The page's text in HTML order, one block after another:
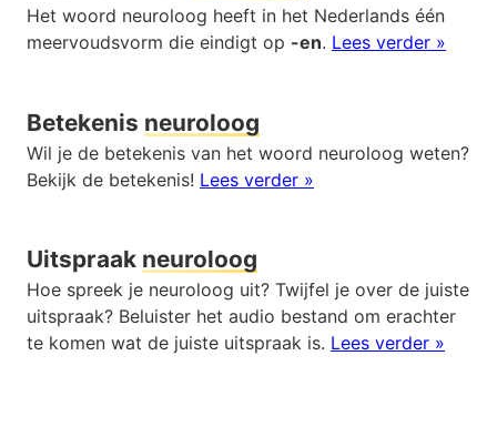
Het woord neuroloog heeft in het Nederlands één
meervoudsvorm die eindigt op -en. Lees verder »
Betekenis neuroloog
Wil je de betekenis van het woord neuroloog weten?
Bekijk de betekenis! Lees verder »
Uitspraak neuroloog
Hoe spreek je neuroloog uit? Twijfel je over de juiste
uitspraak? Beluister het audio bestand om erachter
te komen wat de juiste uitspraak is. Lees verder »